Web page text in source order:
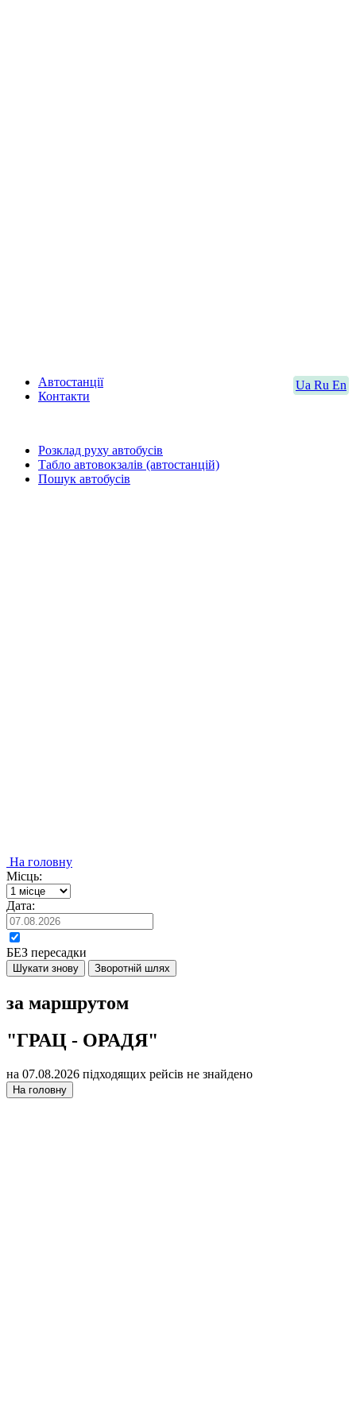
Ua Ru En
Автостанції
Контакти
Розклад руху автобусів
Табло автовокзалів (автостанцій)
Пошук автобусів
На головну
Місць:
Дата:
БЕЗ пересадки
Шукати знову Зворотній шлях
за маршрутом
"ГРАЦ - ОРАДЯ"
на 07.08.2026 підходящих рейсів не знайдено
На головну